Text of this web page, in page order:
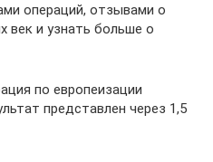
операций, отзывами о
век и узнать больше о
по европеизации
представлен через 1,5